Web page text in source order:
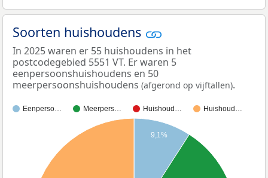
Soorten huishoudens
In 2025 waren er 55 huishoudens in het
postcodegebied 5551 VT. Er waren 5
eenpersoonshuishoudens en 50
meerpersoonshuishoudens (afgerond op vijftallen).
Eenperso… Meerpers… Huishoud… Huishoud…
9,1%